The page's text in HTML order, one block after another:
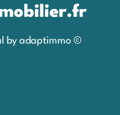
by adaptimmo ©